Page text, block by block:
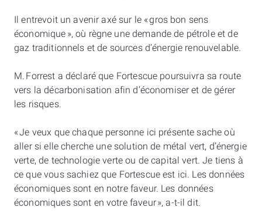
Il entrevoit un avenir axé sur le « gros bon sens
économique », où règne une demande de pétrole et de
gaz traditionnels et de sources d’énergie renouvelable.
M. Forrest a déclaré que Fortescue poursuivra sa route
vers la décarbonisation afin d’économiser et de gérer
les risques.
« Je veux que chaque personne ici présente sache où
aller si elle cherche une solution de métal vert, d’énergie
verte, de technologie verte ou de capital vert. Je tiens à
ce que vous sachiez que Fortescue est ici. Les données
économiques sont en notre faveur. Les données
économiques sont en votre faveur », a-t-il dit.